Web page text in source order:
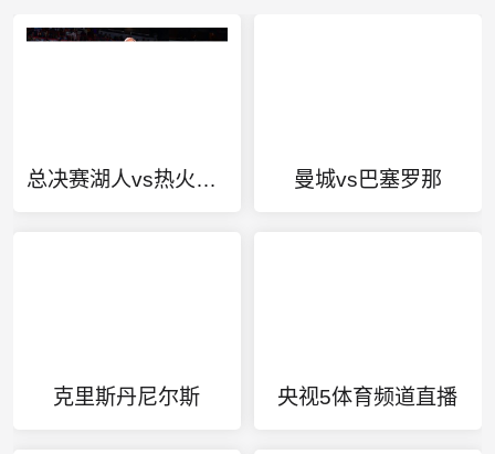
总决赛湖人vs热火央视 曼城vs巴塞罗那
克里斯丹尼尔斯 央视5体育频道直播